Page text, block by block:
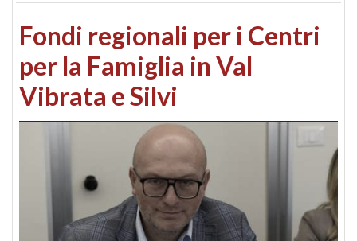
Fondi regionali per i Centri
per la Famiglia in Val
Vibrata e Silvi